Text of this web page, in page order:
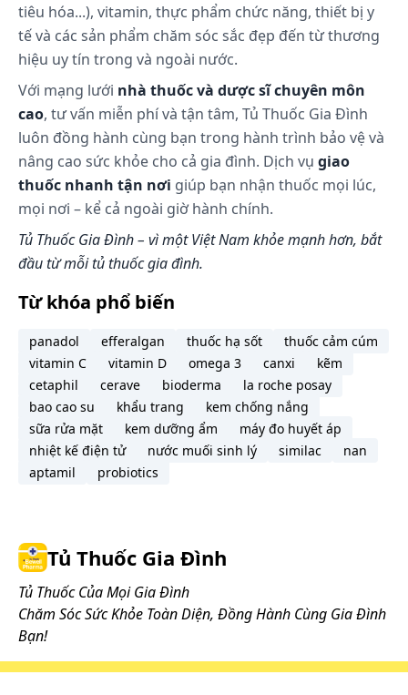
tiêu hóa...), vitamin, thực phẩm chức năng, thiết bị y
tế và các sản phẩm chăm sóc sắc đẹp đến từ thương
hiệu uy tín trong và ngoài nước.
Với mạng lưới nhà thuốc và dược sĩ chuyên môn
cao, tư vấn miễn phí và tận tâm, Tủ Thuốc Gia Đình
luôn đồng hành cùng bạn trong hành trình bảo vệ và
nâng cao sức khỏe cho cả gia đình. Dịch vụ giao
thuốc nhanh tận nơi giúp bạn nhận thuốc mọi lúc,
mọi nơi – kể cả ngoài giờ hành chính.
Tủ Thuốc Gia Đình – vì một Việt Nam khỏe mạnh hơn, bắt
đầu từ mỗi tủ thuốc gia đình.
Từ khóa phổ biến
panadol efferalgan thuốc hạ sốt
thuốc cảm cúm
vitamin C
vitamin D omega 3 canxi
kẽm
cetaphil
cerave bioderma
la roche posay
bao cao su
khẩu trang
kem chống nắng
sữa rửa mặt
kem dưỡng ẩm
máy đo huyết áp
nhiệt kế điện tử
nước muối sinh lý similac
nan
aptamil
probiotics
Tủ Thuốc Gia Đình
Tủ Thuốc Của Mọi Gia Đình
Chăm Sóc Sức Khỏe Toàn Diện, Đồng Hành Cùng Gia Đình
Bạn!